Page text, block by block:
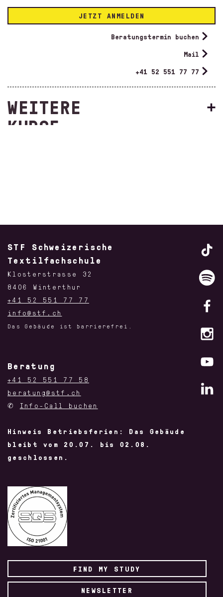
JETZT ANMELDEN
Beratungstermin buchen
Mail
+41 52 551 77 77
WEITERE
KURSE
STF Schweizerische
Textilfachschule
Klosterstrasse 32
8406 Winterthur
+41 52 551 77 77
info@stf.ch
Das Gebäude ist barrierefrei.
Beratung
+41 52 551 77 58
beratung@stf.ch
✆ Info-Call buchen
Hinweis Betriebsferien: Das Gebäude
bleibt vom 20.07. bis 02.08.
geschlossen.
FIND MY STUDY
NEWSLETTER